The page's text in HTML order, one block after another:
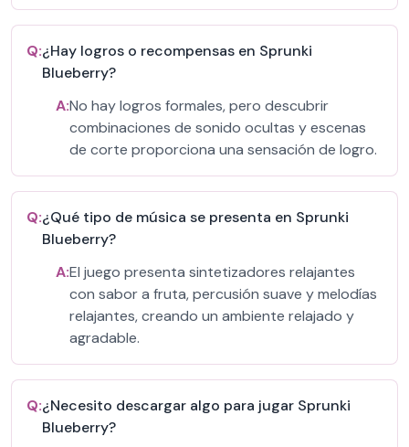
Q:¿Hay logros o recompensas en Sprunki
Blueberry?
A:No hay logros formales, pero descubrir
combinaciones de sonido ocultas y escenas
de corte proporciona una sensación de logro.
Q:¿Qué tipo de música se presenta en Sprunki
Blueberry?
A:El juego presenta sintetizadores relajantes
con sabor a fruta, percusión suave y melodías
relajantes, creando un ambiente relajado y
agradable.
Q:¿Necesito descargar algo para jugar Sprunki
Blueberry?